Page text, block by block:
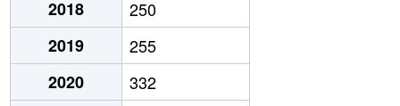
2018
250
2019
255
2020
332